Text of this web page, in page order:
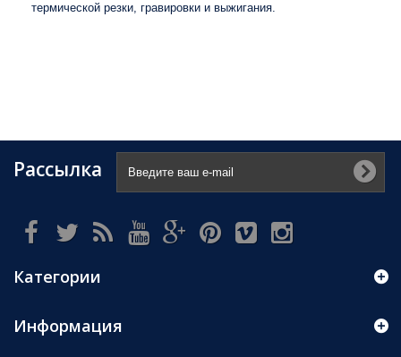
термической резки, гравировки и выжигания.
Рассылка
Категории
Информация